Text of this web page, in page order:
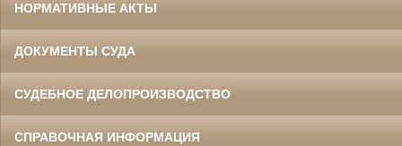
НОРМАТИВНЫЕ АКТЫ
ДОКУМЕНТЫ СУДА
СУДЕБНОЕ ДЕЛОПРОИЗВОДСТВО
СПРАВОЧНАЯ ИНФОРМАЦИЯ